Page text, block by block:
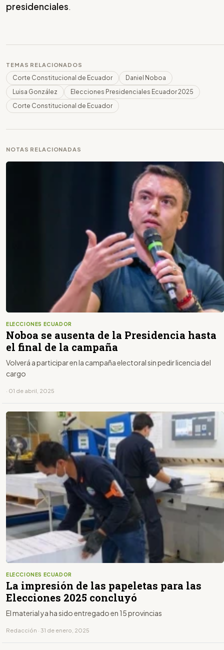
presidenciales.
TEMAS RELACIONADOS
Corte Constitucional de Ecuador
Daniel Noboa
Luisa González
Elecciones Presidenciales Ecuador 2025
Corte Constitucional de Ecuador
NOTAS RELACIONADAS
ELECCIONES ECUADOR
Noboa se ausenta de la Presidencia hasta
el final de la campaña
Volverá a participar en la campaña electoral sin pedir licencia del
cargo
· 01 de abril, 2025
ELECCIONES ECUADOR
La impresión de las papeletas para las
Elecciones 2025 concluyó
El material ya ha sido entregado en 15 provincias
Redacción · 31 de enero, 2025